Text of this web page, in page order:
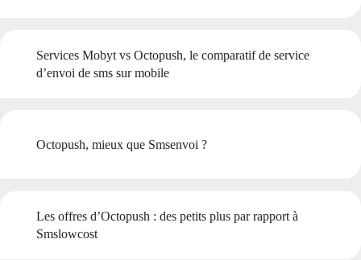
Services Mobyt vs Octopush, le comparatif de service
d’envoi de sms sur mobile
Octopush, mieux que Smsenvoi ?
Les offres d’Octopush : des petits plus par rapport à
Smslowcost